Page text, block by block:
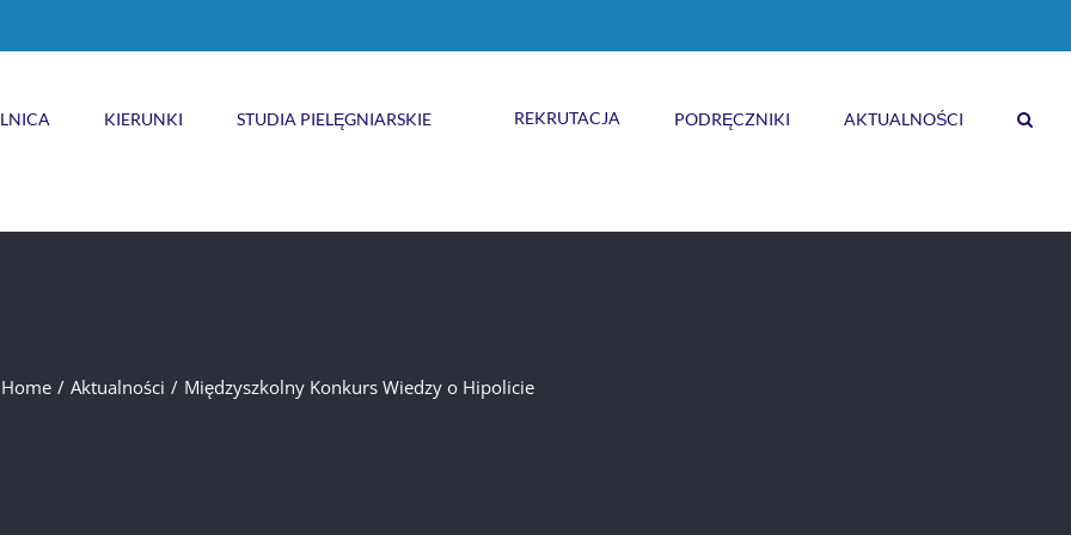
KIERUNKI STUDIA PIELĘGNIARSKIE REKRUTACJA PODRĘCZNIKI AKTUALNOŚCI
Home / Aktualności / Międzyszkolny Konkurs Wiedzy o Hipolicie